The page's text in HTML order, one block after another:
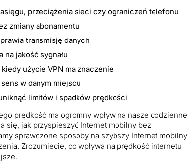
przeciążenia sieci czy ograniczeń telefonu
zmiany abonamentu
transmisję danych
na jakość sygnału
użycie VPN ma znaczenie
w danym miejscu
limitów i spadków prędkości
prędkość ma ogromny wpływ na nasze codzienne
się, jak przyspieszyć Internet mobilny bez
sprawdzone sposoby na szybszy Internet mobilny
Zrozumiecie, co wpływa na prędkość internetu